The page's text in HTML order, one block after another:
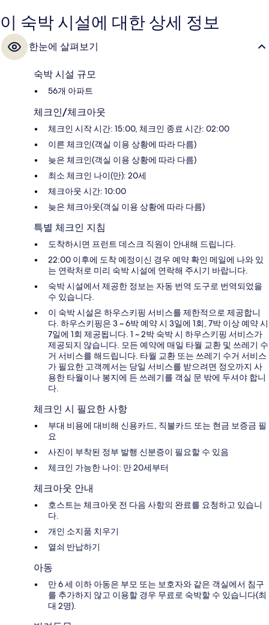
이 숙박 시설에 대한 상세 정보
한눈에 살펴보기
숙박 시설 규모
56개 아파트
체크인/체크아웃
체크인 시작 시간: 15:00, 체크인 종료 시간: 02:00
이른 체크인(객실 이용 상황에 따라 다름)
늦은 체크인(객실 이용 상황에 따라 다름)
최소 체크인 나이(만): 20세
체크아웃 시간: 10:00
늦은 체크아웃(객실 이용 상황에 따라 다름)
특별 체크인 지침
도착하시면 프런트 데스크 직원이 안내해 드립니다.
22:00 이후에 도착 예정이신 경우 예약 확인 메일에 나와 있
는 연락처로 미리 숙박 시설에 연락해 주시기 바랍니다.
숙박 시설에서 제공한 정보는 자동 번역 도구로 번역되었을
수 있습니다.
이 숙박 시설은 하우스키핑 서비스를 제한적으로 제공합니
다. 하우스키핑은 3 ~ 6박 예약 시 3일에 1회, 7박 이상 예약 시
7일에 1회 제공됩니다. 1 ~ 2박 숙박 시 하우스키핑 서비스가
제공되지 않습니다. 모든 예약에 매일 타월 교환 및 쓰레기 수
거 서비스를 해드립니다. 타월 교환 또는 쓰레기 수거 서비스
가 필요한 고객께서는 당일 서비스를 받으려면 정오까지 사
용한 타월이나 봉지에 든 쓰레기를 객실 문 밖에 두셔야 합니
다.
체크인 시 필요한 사항
부대 비용에 대비해 신용카드, 직불카드 또는 현금 보증금 필
요
사진이 부착된 정부 발행 신분증이 필요할 수 있음
체크인 가능한 나이: 만 20세부터
체크아웃 안내
호스트는 체크아웃 전 다음 사항의 완료를 요청하고 있습니
다.
개인 소지품 치우기
열쇠 반납하기
아동
만 6 세 이하 아동은 부모 또는 보호자와 같은 객실에서 침구
를 추가하지 않고 이용할 경우 무료로 숙박할 수 있습니다(최
대 2명).